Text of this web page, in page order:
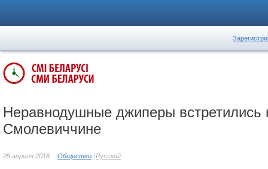
Неравнодушные джиперы встретились
Смолевиччине
25 апреля 2018 Общество Русский